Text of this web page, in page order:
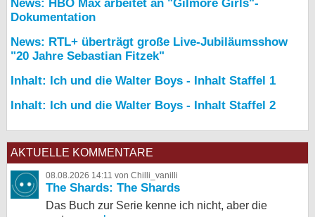
News: HBO Max arbeitet an "Gilmore Girls"-
Dokumentation
News: RTL+ überträgt große Live-Jubiläumsshow
"20 Jahre Sebastian Fitzek"
Inhalt: Ich und die Walter Boys - Inhalt Staffel 1
Inhalt: Ich und die Walter Boys - Inhalt Staffel 2
AKTUELLE KOMMENTARE
08.08.2026 14:11 von Chilli_vanilli
The Shards: The Shards
Das Buch zur Serie kenne ich nicht, aber die